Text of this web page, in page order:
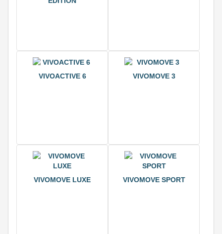
VIVOACTIVE 6 VIVOMOVE 3
VIVOMOVE LUXE VIVOMOVE SPORT